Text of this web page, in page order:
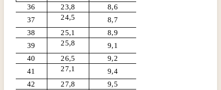
36
23,8
8,6
37
24,5
8,7
38
25,1
8,9
39
25,8
9,1
40
26,5
9,2
41
27,1
9,4
42
27,8
9,5